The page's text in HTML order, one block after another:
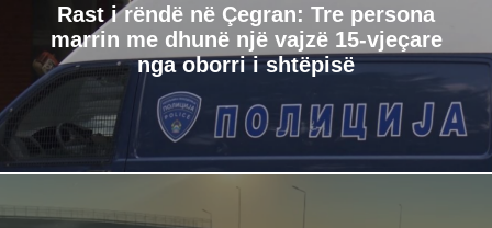
Rast i rëndë në Çegran: Tre persona
marrin me dhunë një vajzë 15-vjeçare
nga oborri i shtëpisë